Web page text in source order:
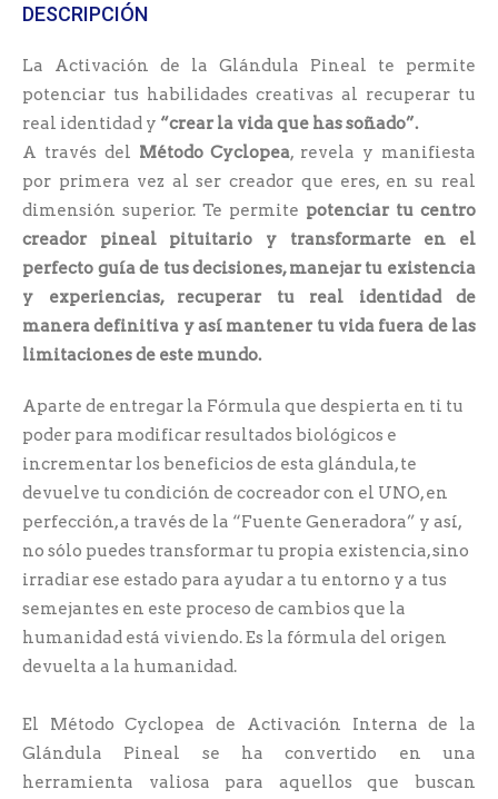
DESCRIPCIÓN
La Activación de la Glándula Pineal te permite
potenciar tus habilidades creativas al recuperar tu
real identidad y “crear la vida que has soñado”.
A través del Método Cyclopea, revela y manifiesta
por primera vez al ser creador que eres, en su real
dimensión superior. Te permite potenciar tu centro
creador pineal pituitario y transformarte en el
perfecto guía de tus decisiones, manejar tu existencia
y experiencias, recuperar tu real identidad de
manera definitiva y así mantener tu vida fuera de las
limitaciones de este mundo.
Aparte de entregar la Fórmula que despierta en ti tu
poder para modificar resultados biológicos e
incrementar los beneficios de esta glándula, te
devuelve tu condición de cocreador con el UNO, en
perfección, a través de la “Fuente Generadora” y así,
no sólo puedes transformar tu propia existencia, sino
irradiar ese estado para ayudar a tu entorno y a tus
semejantes en este proceso de cambios que la
humanidad está viviendo. Es la fórmula del origen
devuelta a la humanidad.
El Método Cyclopea de Activación Interna de la
Glándula Pineal se ha convertido en una
herramienta valiosa para aquellos que buscan